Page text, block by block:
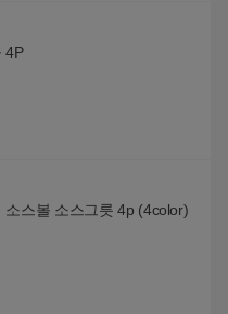
4P
소스볼 소스그릇 4p (4color)